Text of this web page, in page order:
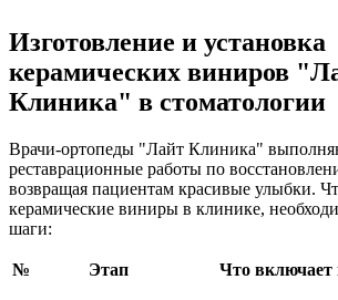
Изготовление и установка
керамических виниров
Клиника" в стоматологии
Врачи-ортопеды "Лайт Клиника"
реставрационные работы по
возвращая пациентам красивые улыбки.
керамические виниры в клинике,
шаги:
№ Этап Что включает